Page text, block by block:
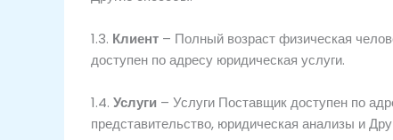
1.3. Клиент – Полный возрастфизическая
доступен по адресу юридическая услуги.
1.4. Услуги – Услуги Поставщикдоступен по
представительство, юридическая анализы и